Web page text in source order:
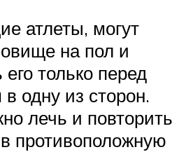
атлеты, могут
на пол и
только перед
одну из сторон.
лечь и повторить
противоположную